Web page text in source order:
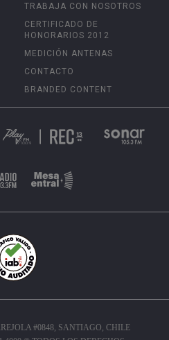
TRABAJA CON NOSOTROS
CERTIFICADO DE
HONORARIOS 2012
MEDICIÓN ANTENAS
CONTACTO
BRANDED CONTENT
#0848, SANTIAGO, CHILE